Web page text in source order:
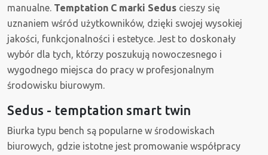
manualne. Temptation C marki Sedus cieszy się
uznaniem wśród użytkowników, dzięki swojej wysokiej
jakości, funkcjonalności i estetyce. Jest to doskonały
wybór dla tych, którzy poszukują nowoczesnego i
wygodnego miejsca do pracy w profesjonalnym
środowisku biurowym.
Sedus - temptation smart twin
Biurka typu bench są popularne w środowiskach
biurowych, gdzie istotne jest promowanie współpracy